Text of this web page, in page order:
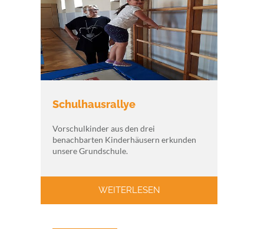
Schulhausrallye
Vorschulkinder aus den drei
benachbarten Kinderhäusern erkunden
unsere Grundschule.
WEITERLESEN